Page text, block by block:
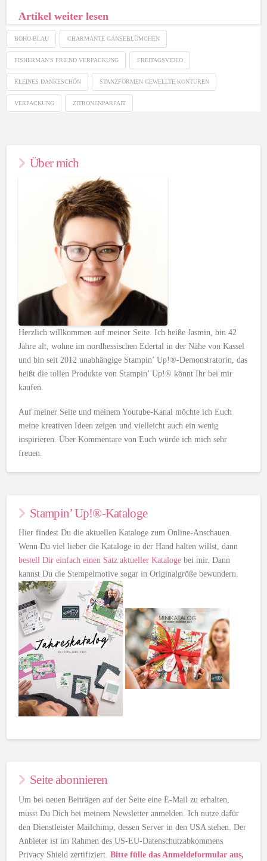
Artikel weiter lesen
BOHO-BLAU CHARMANTE GÄNSEBLÜMCHEN
FISHERMAN'S FRIEND VERPACKUNG FREITAGSVIDEO
KLEINES DANKESCHÖN STANZFORMEN GEWELLTE KONTUREN
VERPACKUNG ZITRONENPARFAIT
Über mich
Herzlich willkommen auf meiner Seite. Ich heiße Jasmin, bin 42
Jahre alt, wohne im nordhessischen Edertal in der Nähe von Kassel
und bin seit 2012 unabhängige Stampin’ Up!®-Demonstratorin, das
heißt die tollen Produkte von Stampin’ Up!® könnt Ihr bei mir
kaufen.
Auf meiner Seite und meinem Youtube-Kanal möchte ich Euch
meine kreativen Ideen zeigen und vielleicht auch ein wenig
inspirieren. Über Kommentare von Euch würde ich mich sehr
freuen.
Stampin’ Up!®-Kataloge
Hier findest Du die aktuellen Kataloge zum Online-Anschauen.
Wenn Du viel lieber die Kataloge in der Hand halten willst, dann
bestell Dir einfach einen Satz aktueller Kataloge bei mir. Dann
kannst Du die Stempelmotive sogar in Originalgröße bewundern.
Seite abonnieren
Um bei neuen Beiträgen auf der Seite eine E-Mail zu erhalten,
musst Du Dich bei meinem Newsletter anmelden. Ich nutze dafür
den Dienstleister Mailchimp, dessen Server in den USA stehen. Der
Anbieter ist im Rahmen des US-EU-Datenschutzabkommens
Privacy Shield zertifiziert.Bitte fülle das Anmeldeformular aus,